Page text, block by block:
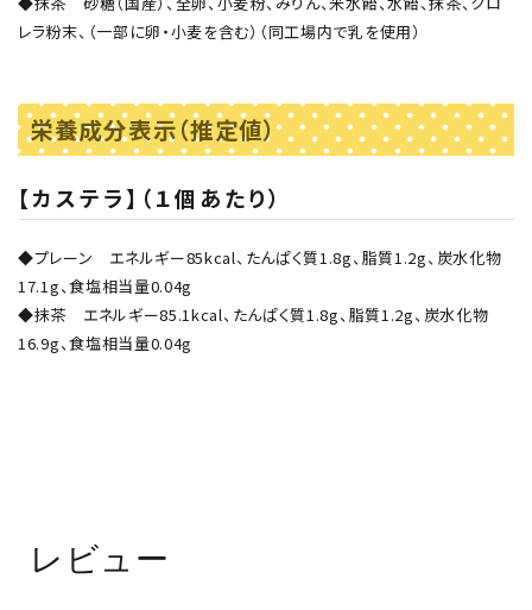
レラ粉末、（一部に卵・小麦を含む）（同工場内で乳を使用）
栄養成分表示（推定値）
【カステラ】（１個あたり）
◆プレーン エネルギー85kcal、たんぱく質1.8g、脂質1.2g、炭水化物
17.1g、食塩相当量0.04g
◆抹茶 エネルギー85.1kcal、たんぱく質1.8g、脂質1.2g、炭水化物
16.9g、食塩相当量0.04g
レビュー